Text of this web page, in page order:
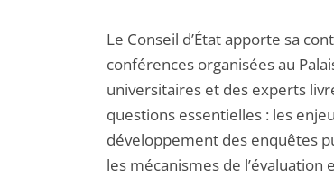
Le Conseil d’État apporte sa
conférences organisées au
universitaires et des experts
questions essentielles : les
développement des enquêtes
les mécanismes de